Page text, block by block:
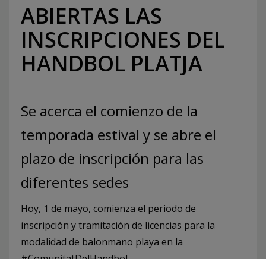
ABIERTAS LAS
INSCRIPCIONES DEL
HANDBOL PLATJA
Se acerca el comienzo de la
temporada estival y se abre el
plazo de inscripción para las
diferentes sedes
Hoy, 1 de mayo, comienza el periodo de
inscripción y tramitación de licencias para la
modalidad de balonmano playa en la